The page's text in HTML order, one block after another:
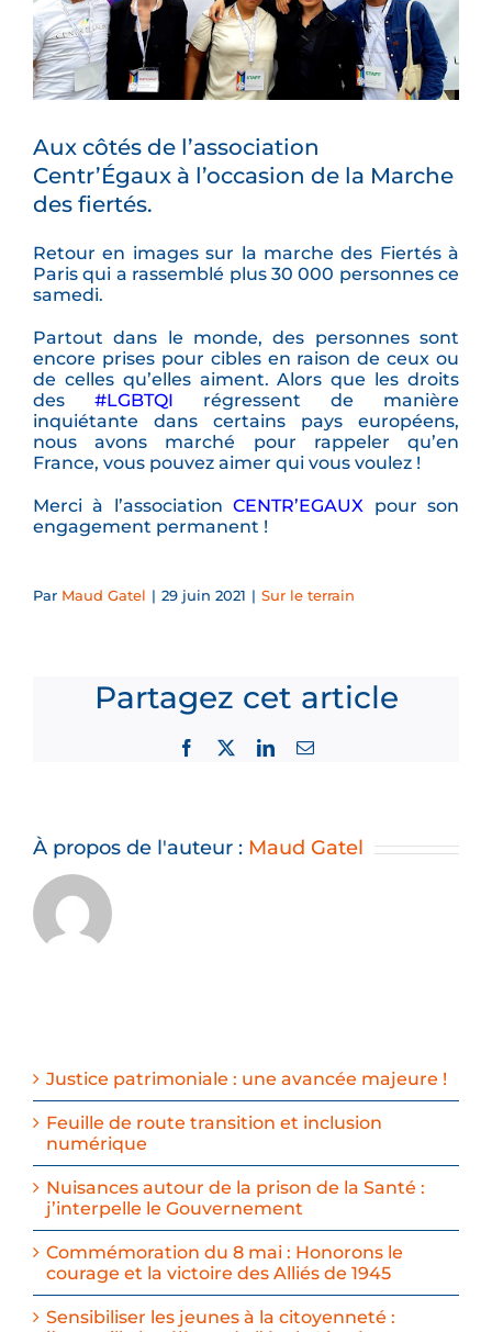
Aux côtés de l’association
Centr’Égaux à l’occasion de la Marche
des fiertés.
Retour en images sur la marche des Fiertés à
Paris qui a rassemblé plus 30 000 personnes ce
samedi.
Partout dans le monde, des personnes sont
encore prises pour cibles en raison de ceux ou
de celles qu’elles aiment. Alors que les droits
des #LGBTQI régressent de manière
inquiétante dans certains pays européens,
nous avons marché pour rappeler qu’en
France, vous pouvez aimer qui vous voulez !
Merci à l’associationCENTR’EGAUX pour son
engagement permanent !
Par Maud Gatel | 29 juin 2021 | Sur le terrain
Partagez cet article
Facebook LinkedInEmail
À propos de l'auteur : Maud Gatel
Justice patrimoniale : une avancée majeure !
Feuille de route transition et inclusion
numérique
Nuisances autour de la prison de la Santé :
j’interpelle le Gouvernement
Commémoration du 8 mai : Honorons le
courage et la victoire des Alliés de 1945
Sensibiliser les jeunes à la citoyenneté :